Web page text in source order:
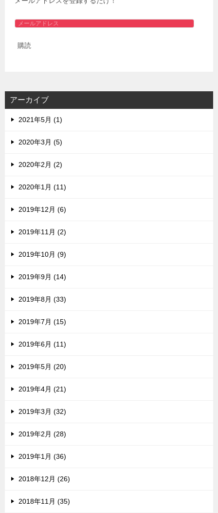
メ
ル
ス
購読
アーカイブ
2021年5月 (1)
2020年3月 (5)
2020年2月 (2)
2020年1月 (11)
2019年12月 (6)
2019年11月 (2)
2019年10月 (9)
2019年9月 (14)
2019年8月 (33)
2019年7月 (15)
2019年6月 (11)
2019年5月 (20)
2019年4月 (21)
2019年3月 (32)
2019年2月 (28)
2019年1月 (36)
2018年12月 (26)
2018年11月 (35)